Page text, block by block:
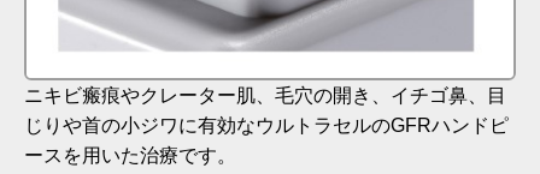
ニキビ瘢痕やクレーター肌、毛穴の開き、イチゴ鼻、目
じりや首の小ジワに有効なウルトラセルのGFRハンドピ
ースを用いた治療です。